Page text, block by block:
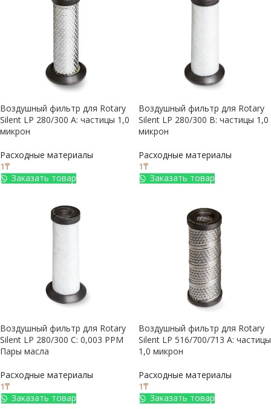
Воздушный фильтр для Rotary
Silent LP 280/300 A: частицы 1,0
микрон
Расходные материалы
1₸
Заказать товар
Воздушный фильтр для Rotary
Silent LP 280/300 B: частицы 1,0
микрон
Расходные материалы
1₸
Заказать товар
Воздушный фильтр для Rotary
Silent LP 280/300 C: 0,003 PPM
Пары масла
Расходные материалы
1₸
Заказать товар
Воздушный фильтр для Rotary
Silent LP 516/700/713 A: частицы
1,0 микрон
Расходные материалы
1₸
Заказать товар